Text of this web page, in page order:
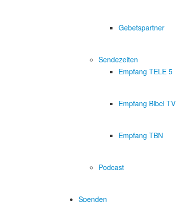
Gebetspartner
Sendezeiten
Empfang TELE 5
Empfang Bibel TV
Empfang TBN
Podcast
Spenden